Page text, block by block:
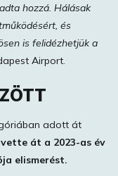
hozzá. Hálásak
és
is felidézhetjük a
Airport.
adott át
át a 2023-as év
elismerést.